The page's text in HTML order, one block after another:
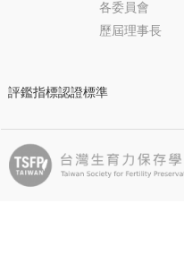
各委員會
歷屆理事長
評鑑指標認證標準